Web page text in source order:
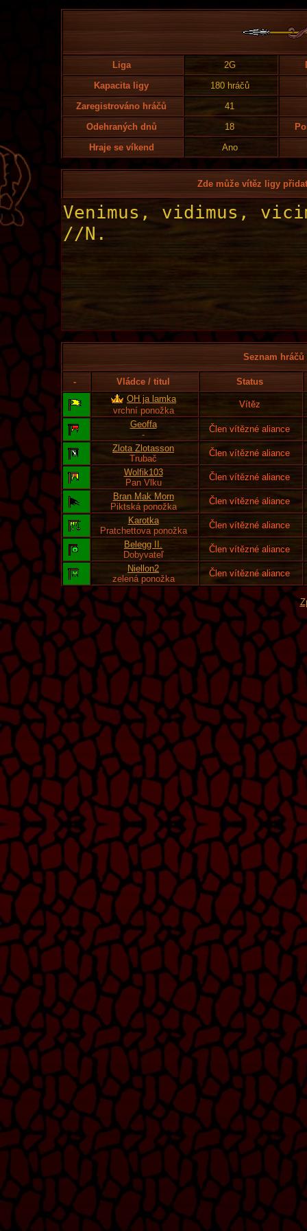
Liga 2G
Kapacita ligy
180 hráčů
Zaregistrováno hráčů
41
Odehraných dnů
18
Hraje se víkend
Ano
Zde může vítěz ligy
Seznam
- Vládce / titul
Status
OH ja lamka
vrchní ponožka
Vítěz
Geoffa
-
Člen vítězné aliance
Zlota Zlotasson
Trubač
Člen vítězné aliance
Wolfik103
Pan Vlku
Člen vítězné aliance
Bran Mak Morn
Piktská ponožka
Člen vítězné aliance
Karotka
Pratchettova ponožka
Člen vítězné aliance
Belegg II.
Dobyvateľ
Člen vítězné aliance
Niellon2
zelená ponožka
Člen vítězné aliance